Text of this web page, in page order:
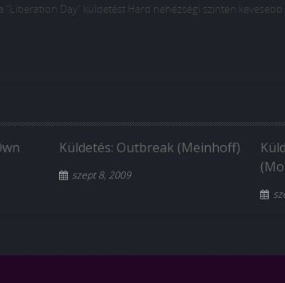
“Liberation Day” küldetést Hard nehézségi szinten
Küldetés: Outbreak (Meinhoff)
szept 8, 2009